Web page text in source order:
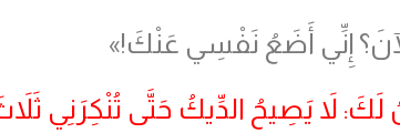
إِنِّي أَضَعُ نَفْسِي عَنْكَ!»
لاَ يَصِيحُ الدِّيكُ حَتَّى تُنْكِرَنِي